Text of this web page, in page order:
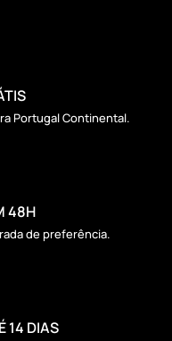
Portugal Continental.
48H
de preferência.
14 DIAS